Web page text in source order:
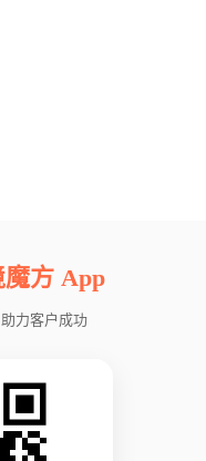
魔方 App
力客户成功